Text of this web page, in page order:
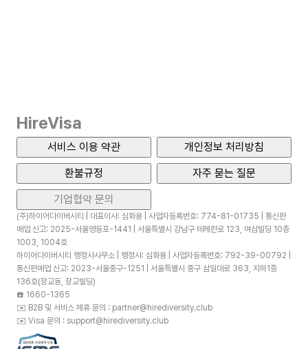
HireVisa
서비스 이용 약관
개인정보 처리방침
환불규정
자주 묻는 질문
기업협약 문의
(주)하이어다이버시티 | 대표이사: 심화용 | 사업자등록번호: 774-81-01735 | 통신판
매업 신고: 2025-서울영등포-1441 | 서울특별시 강남구 테헤란로 123, 여삼빌딩 10층
1003, 1004호
하이어다이버시티 행정사사무소 | 행정사: 심화용 | 사업자등록번호: 792-39-00792 |
통신판매업 신고: 2023-서울중구-1251 | 서울특별시 중구 삼일대로 363, 지하1층
136호(장교동, 장교빌딩)
☎️ 1660-1365
✉️ B2B 및 서비스 제휴 문의 : partner@hirediversity.club
✉️ Visa 문의 : support@hirediversity.club